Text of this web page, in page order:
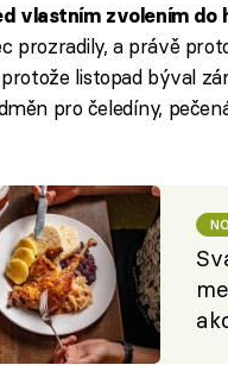
vlastním zvolením do
prozradily, a právě
listopad býval
pro čeledíny,